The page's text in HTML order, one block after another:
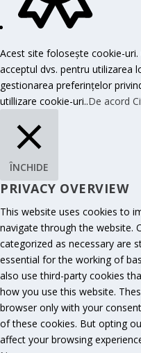
Acest site folosește cookie-
acceptul dvs. pentru utilizarea
gestionarea preferințelor
utillizare cookie-uri..De acord
ÎNCHIDE
PRIVACY OVERVIEW
This website uses cookies to
navigate through the website.
categorized as necessary are
essential for the working of
also use third-party cookies
how you use this website.
browser only with your
of these cookies. But opting
affect your browsing